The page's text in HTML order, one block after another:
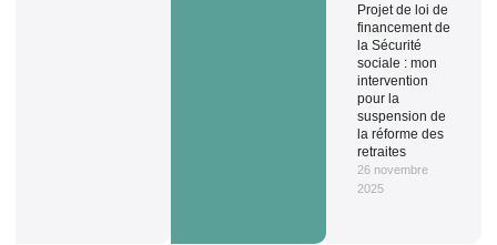
Projet de loi de
financement de
la Sécurité
sociale : mon
intervention
pour la
suspension de
la réforme des
retraites
26 novembre
2025